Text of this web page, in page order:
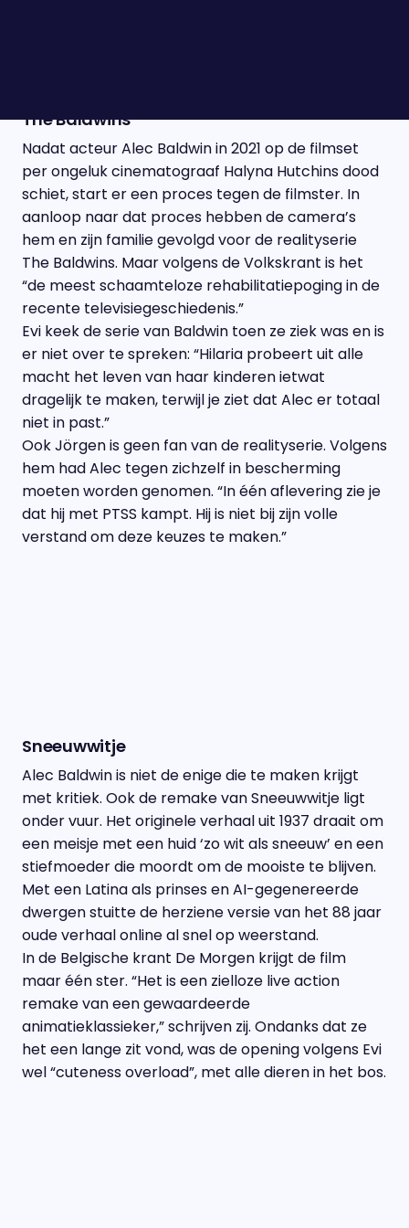
The Baldwins
Nadat acteur Alec Baldwin in 2021 op de filmset
per ongeluk cinematograaf Halyna Hutchins dood
schiet, start er een proces tegen de filmster. In
aanloop naar dat proces hebben de camera’s
hem en zijn familie gevolgd voor de realityserie
The Baldwins. Maar volgens de Volkskrant is het
“de meest schaamteloze rehabilitatiepoging in de
recente televisiegeschiedenis.”
Evi keek de serie van Baldwin toen ze ziek was en is
er niet over te spreken: “Hilaria probeert uit alle
macht het leven van haar kinderen ietwat
dragelijk te maken, terwijl je ziet dat Alec er totaal
niet in past.”
Ook Jörgen is geen fan van de realityserie. Volgens
hem had Alec tegen zichzelf in bescherming
moeten worden genomen. “In één aflevering zie je
dat hij met PTSS kampt. Hij is niet bij zijn volle
verstand om deze keuzes te maken.”
Sneeuwwitje
Alec Baldwin is niet de enige die te maken krijgt
met kritiek. Ook de remake van Sneeuwwitje ligt
onder vuur. Het originele verhaal uit 1937 draait om
een meisje met een huid ‘zo wit als sneeuw’ en een
stiefmoeder die moordt om de mooiste te blijven.
Met een Latina als prinses en AI-gegenereerde
dwergen stuitte de herziene versie van het 88 jaar
oude verhaal online al snel op weerstand.
In de Belgische krant De Morgen krijgt de film
maar één ster. “Het is een zielloze live action
remake van een gewaardeerde
animatieklassieker,” schrijven zij. Ondanks dat ze
het een lange zit vond, was de opening volgens Evi
wel “cuteness overload”, met alle dieren in het bos.